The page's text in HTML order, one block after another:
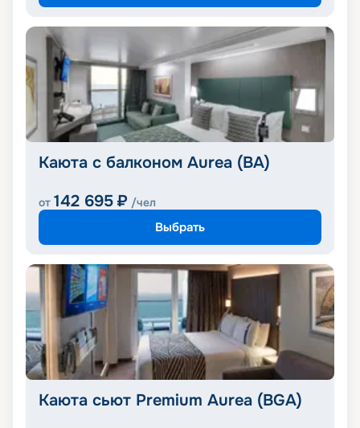
Каюта с балконом Aurea (BA)
от 142 695 ₽ /чел
Выбрать
Каюта сьют Premium Aurea (BGA)